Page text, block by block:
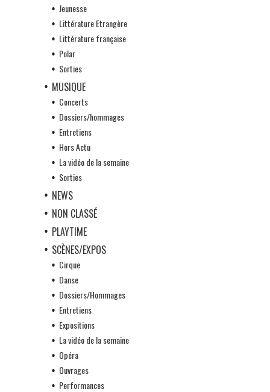
Jeunesse
Littérature Etrangère
Littérature française
Polar
Sorties
MUSIQUE
Concerts
Dossiers/hommages
Entretiens
Hors Actu
La vidéo de la semaine
Sorties
NEWS
NON CLASSÉ
PLAYTIME
SCÈNES/EXPOS
Cirque
Danse
Dossiers/Hommages
Entretiens
Expositions
La vidéo de la semaine
Opéra
Ouvrages
Performances